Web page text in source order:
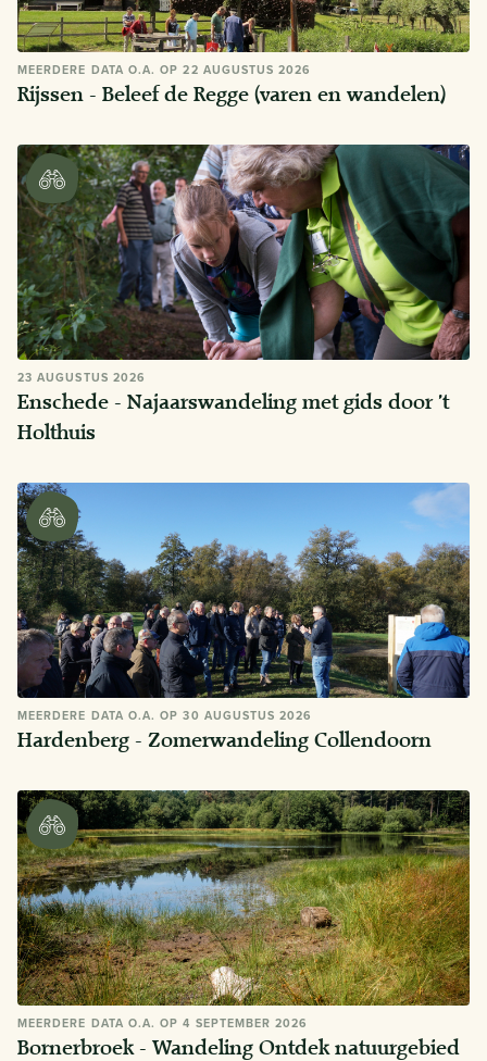
MEERDERE DATA O.A. OP 22 AUGUSTUS 2026
Rijssen - Beleef de Regge (varen en wandelen)
23 AUGUSTUS 2026
Enschede - Najaarswandeling met gids door ’t
Holthuis
MEERDERE DATA O.A. OP 30 AUGUSTUS 2026
Hardenberg - Zomerwandeling Collendoorn
MEERDERE DATA O.A. OP 4 SEPTEMBER 2026
Bornerbroek - Wandeling Ontdek natuurgebied